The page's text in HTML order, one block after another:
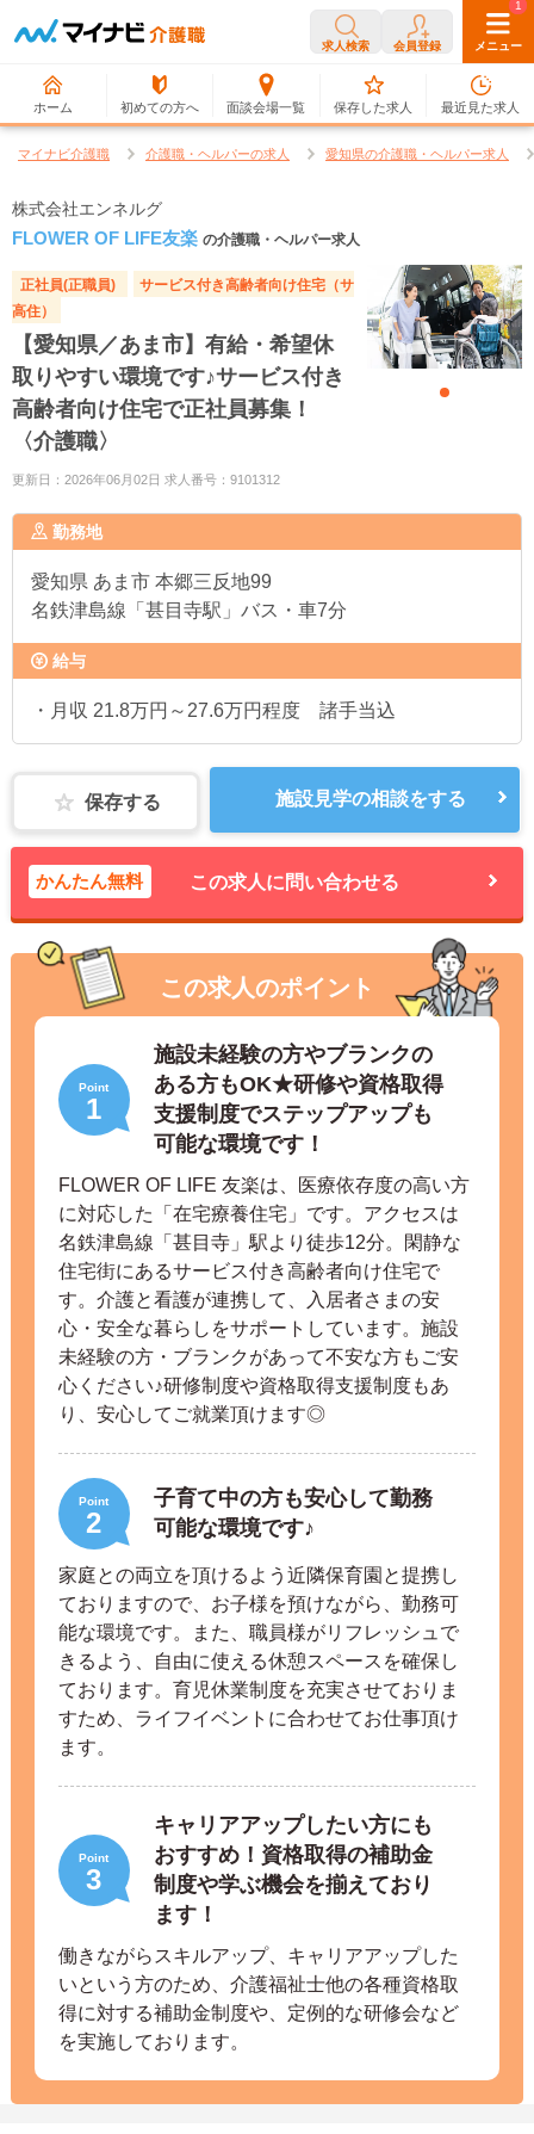
求人検索 会員登録 メニュー
ホーム 初めての方へ 面談会場一覧
0
保存した求人
1
最近見た求人
マイナビ介護職 介護職・ヘルパーの求人 愛知県の介護職・ヘルパー求人
株式会社エンネルグ
FLOWER OF LIFE友楽 の介護職・ヘルパー求人
正社員(正職員)
サービス付き高齢者向け住宅（サ
高住）
【愛知県／あま市】有給・希望休
取りやすい環境です♪サービス付き
高齢者向け住宅で正社員募集！
〈介護職〉
更新日：2026年06月02日 求人番号：9101312
勤務地
愛知県 あま市 本郷三反地99
名鉄津島線「甚目寺駅」バス・車7分
給与
・月収 21.8万円～27.6万円程度 諸手当込
保存する 施設見学の相談をする
かんたん無料 この求人に問い合わせる
この求人のポイント
Point
1
施設未経験の方やブランクの
ある方もOK★研修や資格取得
支援制度でステップアップも
可能な環境です！
FLOWER OF LIFE 友楽は、医療依存度の高い方
に対応した「在宅療養住宅」です。アクセスは
名鉄津島線「甚目寺」駅より徒歩12分。閑静な
住宅街にあるサービス付き高齢者向け住宅で
す。介護と看護が連携して、入居者さまの安
心・安全な暮らしをサポートしています。施設
未経験の方・ブランクがあって不安な方もご安
心ください♪研修制度や資格取得支援制度もあ
り、安心してご就業頂けます◎
Point
2
子育て中の方も安心して勤務
可能な環境です♪
家庭との両立を頂けるよう近隣保育園と提携し
ておりますので、お子様を預けながら、勤務可
能な環境です。また、職員様がリフレッシュで
きるよう、自由に使える休憩スペースを確保し
ております。育児休業制度を充実させておりま
すため、ライフイベントに合わせてお仕事頂け
ます。
Point
3
キャリアアップしたい方にも
おすすめ！資格取得の補助金
制度や学ぶ機会を揃えており
ます！
働きながらスキルアップ、キャリアアップした
いという方のため、介護福祉士他の各種資格取
得に対する補助金制度や、定例的な研修会など
を実施しております。